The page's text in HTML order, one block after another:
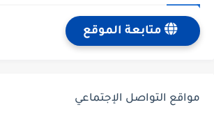
متابعة الموقع
مواقع التواصل الإجتماعي